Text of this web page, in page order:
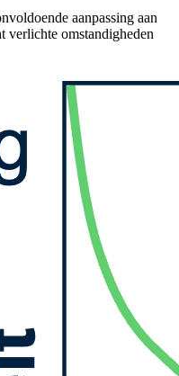
aanpassing aan
verlichte omstandigheden